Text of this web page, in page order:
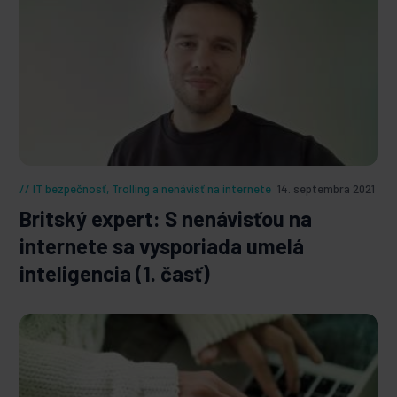
údajov je k dispozícii na stránke
Ochrane súkromia
IT bezpečnosť, Trolling a nenávisť na internete 14. septembra 2021
Britský expert: S nenávisťou na
internete sa vysporiada umelá
inteligencia (1. časť)